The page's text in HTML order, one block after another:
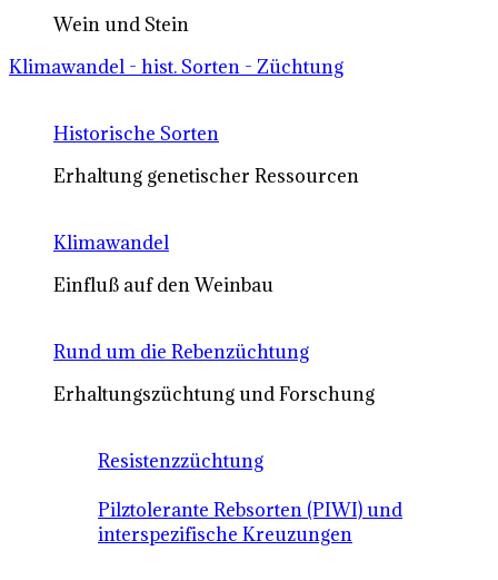
Wein und Stein
Klimawandel - hist. Sorten - Züchtung
Historische Sorten
Erhaltung genetischer Ressourcen
Klimawandel
Einfluß auf den Weinbau
Rund um die Rebenzüchtung
Erhaltungszüchtung und Forschung
Resistenzzüchtung
Pilztolerante Rebsorten (PIWI) und
interspezifische Kreuzungen